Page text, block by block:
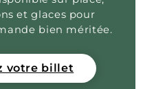
et glaces pour
bien méritée.
votre billet